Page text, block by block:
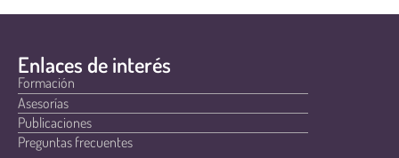
Enlaces de interés
Formación
Asesorías
Publicaciones
Preguntas frecuentes